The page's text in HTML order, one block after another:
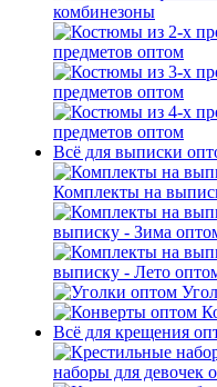
комбинезоны
предметов оптом
предметов оптом
предметов оптом
Всё для выписки
Комплекты на
выписку - Зима
выписку - Лето
Всё для крещения
наборы для девочек